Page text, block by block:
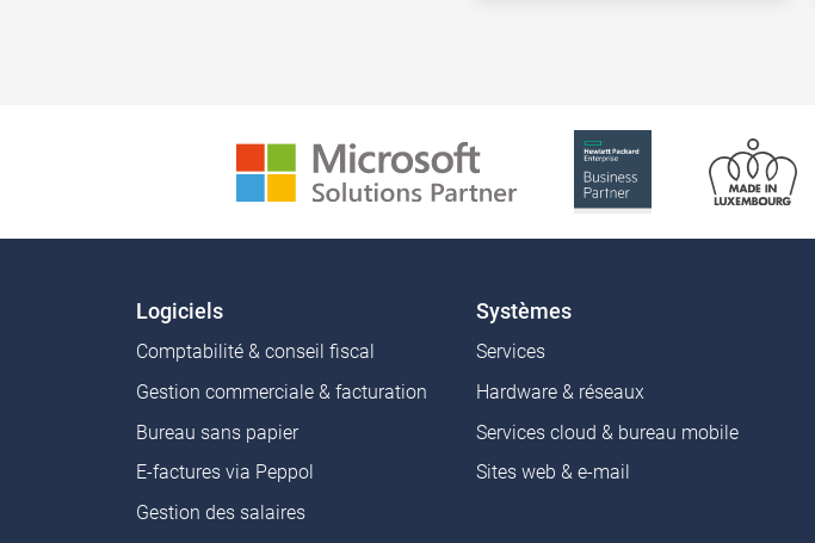
Logiciels
Comptabilité & conseil fiscal
Gestion commerciale & facturation
Bureau sans papier
E-factures via Peppol
Gestion des salaires
Systèmes
Services
Hardware & réseaux
Services cloud & bureau mobile
Sites web & e-mail